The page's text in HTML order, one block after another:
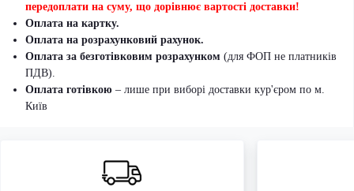
передоплати на суму, що дорівнює вартості доставки!
Оплата на картку.
Оплата на розрахунковий рахунок.
Оплата за безготівковим розрахунком (для ФОП не платників
ПДВ).
Оплата готівкою – лише при виборі доставки кур'єром по м.
Київ